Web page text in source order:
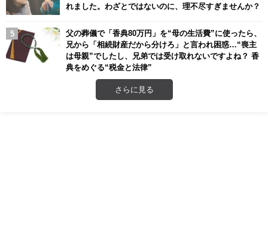
れました。わざとではないのに、理不尽すぎませんか？
父の葬儀で「香典80万円」を“母の生活費”に使ったら、
兄から「相続財産だから分けろ」と言われ困惑…“喪主
は母親”でしたし、兄弟では受け取れないですよね？ 香
典をめぐる“税金と法律”
さらに見る